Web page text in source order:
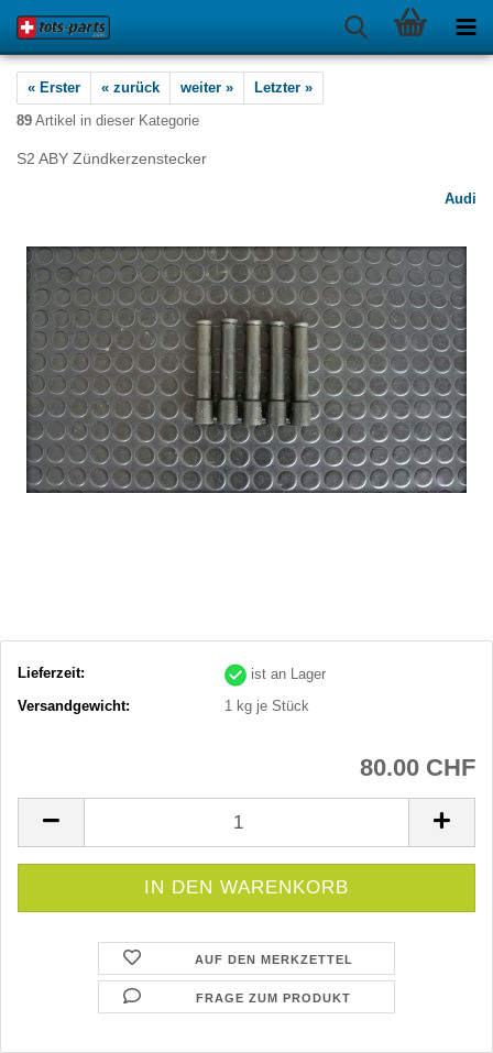
« Erster « zurück weiter »
Letzter »
89 Artikel in dieser Kategorie
S2 ABY Zündkerzenstecker
Audi
Lieferzeit:
ist an Lager
Versandgewicht:
1 kg je Stück
80.00 CHF
AUF DEN MERKZETTEL
FRAGE ZUM PRODUKT